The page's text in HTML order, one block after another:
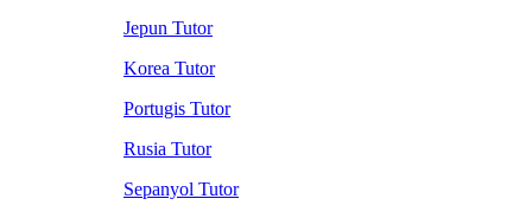
Jepun Tutor
Korea Tutor
Portugis Tutor
Rusia Tutor
Sepanyol Tutor